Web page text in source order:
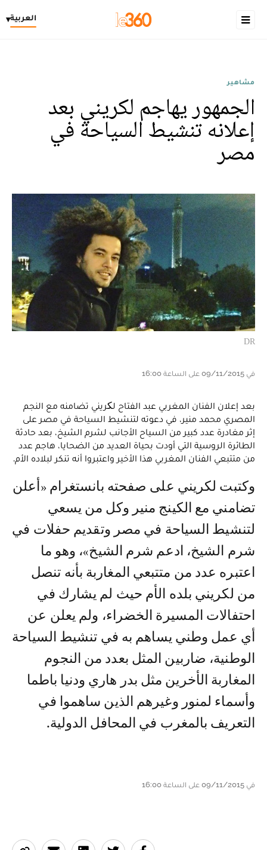
العربية▾
مشاهير
الجمهور يهاجم لکريني بعد
إعلانه تنشيط السياحة في
مصر
DR
في 09/11/2015 على الساعة 16:00
بعد إعلان الفنان المغربي عبد الفتاح لکريني تضامنه مع النجم
المصري محمد منير، في دعوته لتنشيط السياحة في مصر على
إثر مغادرة عدد كبير من السياح الأجانب لشرم الشيخ، بعد حادثة
الطائرة الروسية التي أودت بحياة العديد من الضحايا، هاجم عدد
من متتبعي الفنان المغربي هذا الأخير واعتبروا أنه تنكر لبلاده الأم.
وكتبت لکريني على صفحته بانستغرام «أعلن
تضامني مع الكينج منير وكل من يسعي
لتنشيط السياحة في مصر وتقديم حفلات في
شرم الشيخ، ادعم شرم الشيخ»، وهو ما
اعتبره عدد من متتبعي المغاربة بأنه تنصل
من لکريني بلده الأم حيث لم يشارك في
احتفالات المسيرة الخضراء، ولم يعلن عن
أي عمل وطني يساهم به في تنشيط السياحة
الوطنية، ضاربين المثل بعدد من النجوم
المغاربة الأخرين مثل بدر هاري ودنيا باطما
وأسماء لمنور وغيرهم الذين ساهموا في
التعريف بالمغرب في المحافل الدولية.
في 09/11/2015 على الساعة 16:00